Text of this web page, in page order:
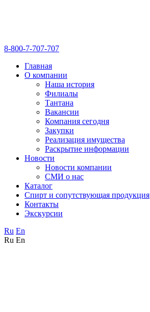
8-800-7-707-707
Главная
О компании
Наша история
Филиалы
Тантана
Вакансии
Компания сегодня
Закупки
Реализация имущества
Раскрытие информации
Новости
Новости компании
СМИ о нас
Каталог
Спирт и сопутствующая продукция
Контакты
Экскурсии
Ru En
Ru En